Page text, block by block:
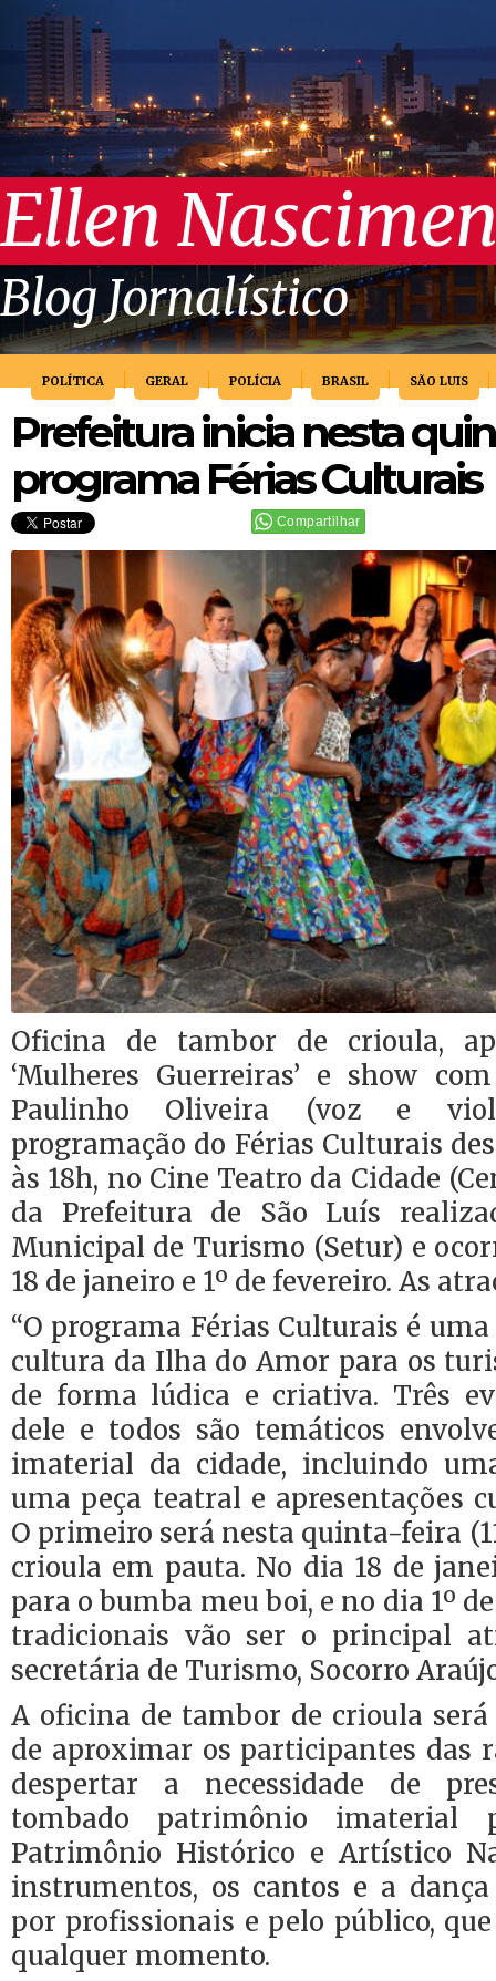
Ellen
Blog Jornalístico
POLÍTICA GERAL POLÍCIA BRASIL SÃO LUIS
Prefeitura inicia nesta
programa Férias Culturais
Compartilhar
Oficina de tambor de crioula,
‘Mulheres Guerreiras’ e show
Paulinho Oliveira (voz e
programação do Férias Culturais
às 18h, no Cine Teatro da Cidade
da Prefeitura de São Luís
Municipal de Turismo (Setur) e
18 de janeiro e 1º de fevereiro. As
“O programa Férias Culturais é
cultura da Ilha do Amor para os
de forma lúdica e criativa. Três
dele e todos são temáticos
imaterial da cidade, incluindo
uma peça teatral e apresentações
O primeiro será nesta quinta-feira
crioula em pauta. No dia 18 de
para o bumba meu boi, e no dia 1º
tradicionais vão ser o principal
secretária de Turismo, Socorro
A oficina de tambor de crioula
de aproximar os participantes das
despertar a necessidade de
tombado patrimônio imaterial
Patrimônio Histórico e Artístico
instrumentos, os cantos e a
por profissionais e pelo público,
qualquer momento.